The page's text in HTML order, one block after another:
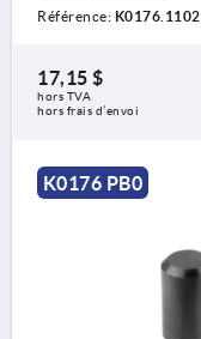
Référence: K0176.1102
17,15 $
hors TVA
hors frais d’envoi
K0176 PB0